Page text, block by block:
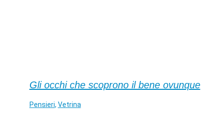
Gli occhi che scoprono il bene ovunque
Pensieri, Vetrina